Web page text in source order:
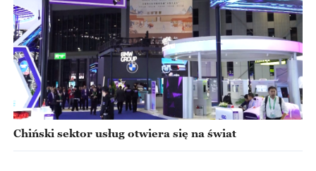
Chiński sektor usług otwiera się na świat